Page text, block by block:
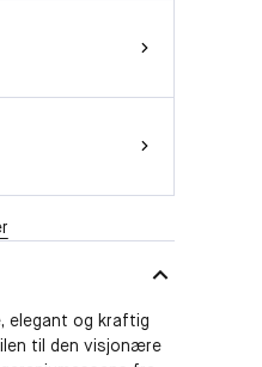
elegant og kraftig
til den visjonære